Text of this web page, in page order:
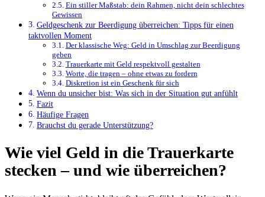
Ein stiller Maßstab: dein Rahmen, nicht dein schlechtes
Gewissen
Geldgeschenk zur Beerdigung überreichen: Tipps für einen
taktvollen Moment
Der klassische Weg: Geld in Umschlag zur Beerdigung
geben
Trauerkarte mit Geld respektvoll gestalten
Worte, die tragen – ohne etwas zu fordern
Diskretion ist ein Geschenk für sich
Wenn du unsicher bist: Was sich in der Situation gut anfühlt
Fazit
Häufige Fragen
Brauchst du gerade Unterstützung?
Wie viel Geld in die Trauerkarte
stecken – und wie überreichen?